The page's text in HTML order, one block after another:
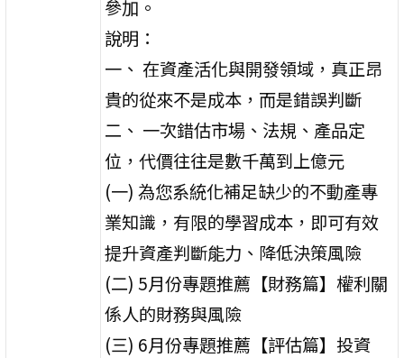
參加。
說明：
一、 在資產活化與開發領域，真正昂
貴的從來不是成本，而是錯誤判斷
二、 一次錯估市場、法規、產品定
位，代價往往是數千萬到上億元
(一) 為您系統化補足缺少的不動產專
業知識，有限的學習成本，即可有效
提升資產判斷能力、降低決策風險
(二) 5月份專題推薦【財務篇】權利關
係人的財務與風險
(三) 6月份專題推薦【評估篇】投資